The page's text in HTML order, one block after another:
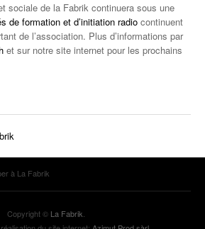
sociale de la Fabrik continuera sous une
de formation et d’initiation radio continuent
de l’association. Plus d’informations par
et sur notre site internet pour les prochains
à La Fabrik
Copyright © La Fabrik